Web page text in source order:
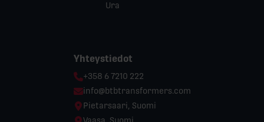
Ura
Yhteystiedot
Phone:
+358 6 7210 222
Email:
info@btbtransformers.com
Location:
Pietarsaari, Suomi
Location: